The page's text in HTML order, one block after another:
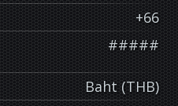
+66
#####
Baht (THB)